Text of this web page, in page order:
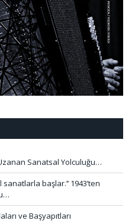
Sanatsal Yolculuğu…
başlar.’’ 1943’ten
ve Başyapıtları